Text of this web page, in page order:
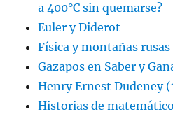
a 400°C sin quemarse?
Euler y Diderot
Física y montañas rusas
Gazapos en Saber y
Henry Ernest Dudeney
Historias de